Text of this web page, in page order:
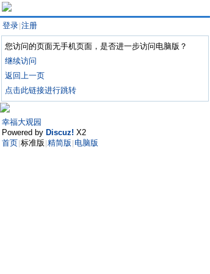
登录 注册
您访问的页面无手机页面，是否进一步访问电脑版？
继续访问
返回上一页
点击此链接进行跳转
幸福大观园
Powered by Discuz! X2
首页 标准版 精简版 电脑版